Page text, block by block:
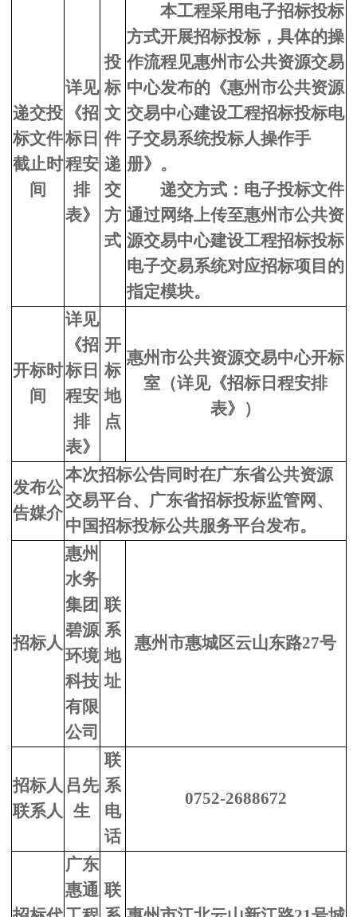
递交投
标文件
截止时
间
详见
《招
标日
程安
排
表》
投
标
文
件
递
交
方
式
本工程采用电子招标投标
方式开展招标投标，具体的操
作流程见惠州市公共资源交易
中心发布的《惠州市公共资源
交易中心建设工程招标投标电
子交易系统投标人操作手
册》。
递交方式：电子投标文件
通过网络上传至惠州市公共资
源交易中心建设工程招标投标
电子交易系统对应招标项目的
指定模块。
开标时
间
详见
《招
标日
程安
排
表》
开
标
地
点
惠州市公共资源交易中心开标
室 （详见《招标日程安排
表》 ）
发布公
告媒介
本次招标公告同时在广东省公共资源
交易平台、广东省招标投标监管网、
中国招标投标公共服务平台发布。
招标人
惠州
水务
集团
碧源
环境
科技
有限
公司
联
系
地
址
惠州市惠城区云山东路27号
招标人
联系人
吕先
生
联
系
电
话
0752-2688672
广东
惠通 联